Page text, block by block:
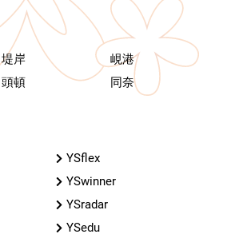
堤岸
峴港
頭頓 同奈
YSflex
YSwinner
YSradar
YSedu